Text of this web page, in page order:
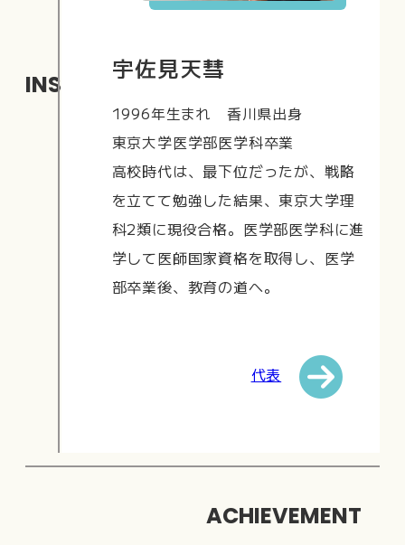
INSTRUCTOR
宇佐見天彗
1996年生まれ 香川県出身
東京大学医学部医学科卒業
高校時代は、最下位だったが、戦略
を立てて勉強した結果、東京大学理
科2類に現役合格。医学部医学科に進
学して医師国家資格を取得し、医学
部卒業後、教育の道へ。
代表
ACHIEVEMENT